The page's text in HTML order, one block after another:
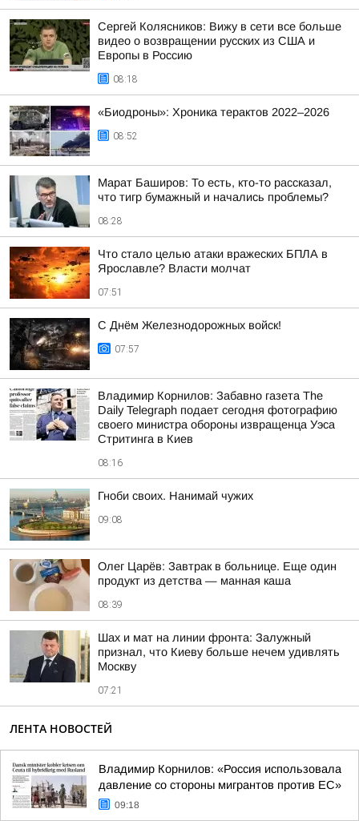
Сергей Колясников: Вижу в сети все больше
видео о возвращении русских из США и
Европы в Россию
08:18
«Биодроны»: Хроника терактов 2022–2026
08:52
Марат Баширов: То есть, кто-то рассказал,
что тигр бумажный и начались проблемы?
08:28
Что стало целью атаки вражеских БПЛА в
Ярославле? Власти молчат
07:51
С Днём Железнодорожных войск!
07:57
Владимир Корнилов: Забавно газета The
Daily Telegraph подает сегодня фотографию
своего министра обороны извращенца Уэса
Стритинга в Киев
08:16
Гноби своих. Нанимай чужих
09:08
Олег Царёв: Завтрак в больнице. Еще один
продукт из детства — манная каша
08:39
Шах и мат на линии фронта: Залужный
признал, что Киеву больше нечем удивлять
Москву
07:21
ЛЕНТА НОВОСТЕЙ
Владимир Корнилов: «Россия использовала
давление со стороны мигрантов против ЕС»
09:18